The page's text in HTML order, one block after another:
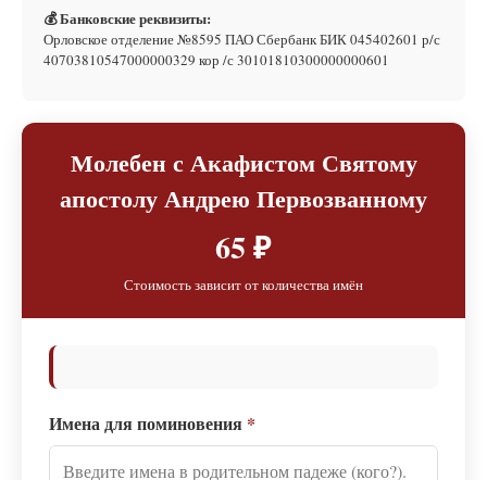
💰 Банковские реквизиты:
Орловское отделение №8595 ПАО Сбербанк БИК 045402601 р/с
40703810547000000329 кор /с 30101810300000000601
Молебен с Акафистом Святому
апостолу Андрею Первозванному
65 ₽
Стоимость зависит от количества имён
Имена для поминовения *